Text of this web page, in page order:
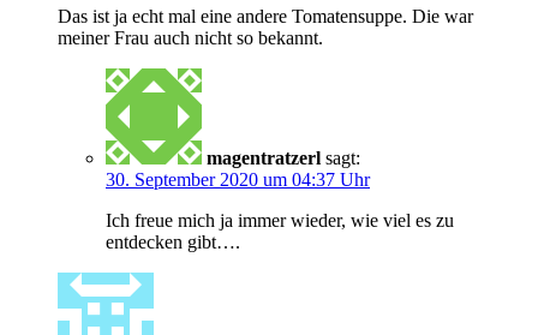
Das ist ja echt mal eine andere Tomatensuppe. Die war
meiner Frau auch nicht so bekannt.
magentratzerl sagt:
30. September 2020 um 04:37 Uhr
Ich freue mich ja immer wieder, wie viel es zu
entdecken gibt….